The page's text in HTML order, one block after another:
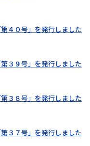
４０号」を発行しました
３９号」を発行しました
３８号」を発行しました
３７号」を発行しました